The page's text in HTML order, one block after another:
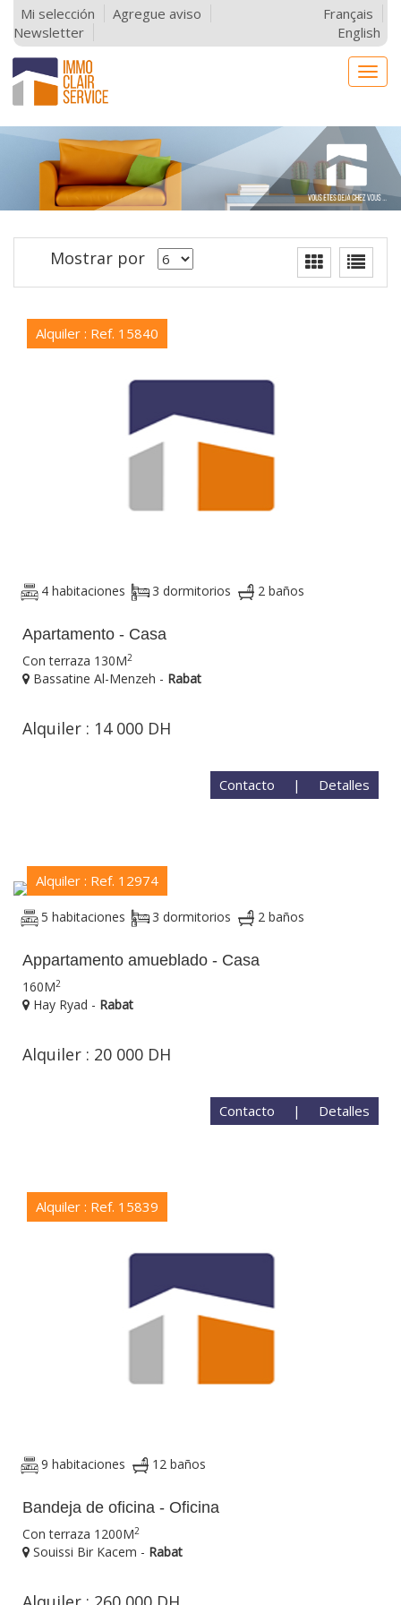
Mi selección
Agregue aviso
Newsletter
Français
English
Mostrar por
Alquiler : Ref. 15840
4 habitaciones 3 dormitorios 2 baños
Apartamento - Casa
Con terraza 130M2
Bassatine Al-Menzeh - Rabat
Alquiler : 14 000 DH
Detalles
|
Contacto
Alquiler : Ref. 12974
5 habitaciones 3 dormitorios 2 baños
Appartamento amueblado - Casa
160M2
Hay Ryad - Rabat
Alquiler : 20 000 DH
Detalles
|
Contacto
Alquiler : Ref. 15839
9 habitaciones 12 baños
Bandeja de oficina - Oficina
Con terraza 1200M2
Souissi Bir Kacem - Rabat